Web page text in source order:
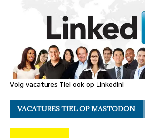
Volg vacatures Tiel ook op Linkedin!
VACATURES TIEL OP MASTODON